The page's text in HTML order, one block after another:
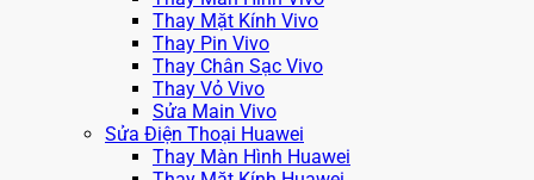
Thay Mặt Kính Vivo
Thay Pin Vivo
Thay Chân Sạc Vivo
Thay Vỏ Vivo
Sửa Main Vivo
Sửa Điện Thoại Huawei
Thay Màn Hình Huawei